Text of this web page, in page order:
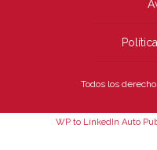
Todos los
WP to LinkedIn Auto